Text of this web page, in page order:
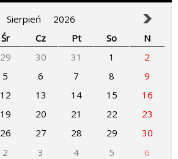
Sierpień
2026
Śr Cz Pt So
N
29 30 31 1
2
5 6 7 8
9
12 13 14 15
16
19 20 21 22
23
26 27 28 29
30
2 3 4 5 6